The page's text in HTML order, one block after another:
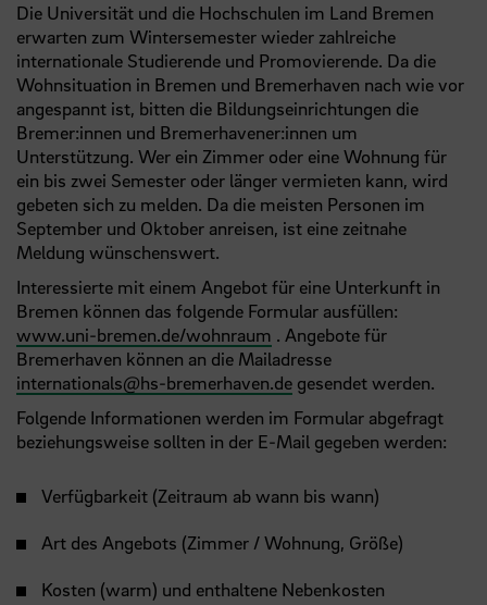
Die Universität und die Hochschulen im Land Bremen
erwarten zum Wintersemester wieder zahlreiche
internationale Studierende und Promovierende. Da die
Wohnsituation in Bremen und Bremerhaven nach wie vor
angespannt ist, bitten die Bildungseinrichtungen die
Bremer:innen und Bremerhavener:innen um
Unterstützung. Wer ein Zimmer oder eine Wohnung für
ein bis zwei Semester oder länger vermieten kann, wird
gebeten sich zu melden. Da die meisten Personen im
September und Oktober anreisen, ist eine zeitnahe
Meldung wünschenswert.
Interessierte mit einem Angebot für eine Unterkunft in
Bremen können das folgende Formular ausfüllen:
www.uni-bremen.de/wohnraum . Angebote für
Bremerhaven können an die Mailadresse
internationals@hs-bremerhaven.de gesendet werden.
Folgende Informationen werden im Formular abgefragt
beziehungsweise sollten in der E-Mail gegeben werden:
Verfügbarkeit (Zeitraum ab wann bis wann)
Art des Angebots (Zimmer / Wohnung, Größe)
Kosten (warm) und enthaltene Nebenkosten